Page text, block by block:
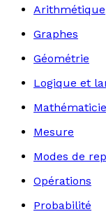
Arithmétique
Graphes
Géométrie
Logique et
Mesure
Modes de
Opérations
Probabilité